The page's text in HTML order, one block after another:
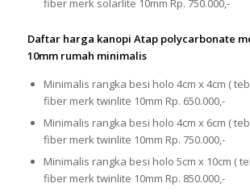
fiber merk solarlite 10mm Rp. 750.000,-
Daftar harga kanopi Atap polycarbonate
10mm rumah minimalis
Minimalis rangka besi holo 4cm x 4cm (
fiber merk twinlite 10mm Rp. 650.000,-
Minimalis rangka besi holo 4cm x 6cm (
fiber merk twinlite 10mm Rp. 750.000,-
Minimalis rangka besi holo 5cm x 10cm (
fiber merk twinlite 10mm Rp. 850.000,-